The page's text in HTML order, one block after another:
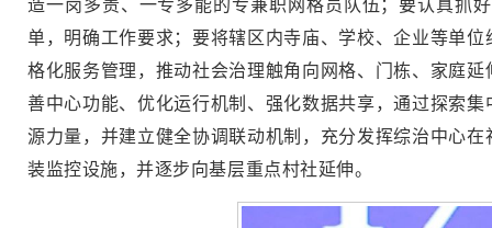
造一岗多责、一专多能的专兼职网格员队伍；要认真抓
单，明确工作要求；要将辖区内寺庙、学校、企业等单
格化服务管理，推动社会治理触角向网格、门栋、家庭
善中心功能、优化运行机制、强化数据共享，通过探索
源力量，并建立健全协调联动机制，充分发挥综治中心
装监控设施，并逐步向基层重点村社延伸。